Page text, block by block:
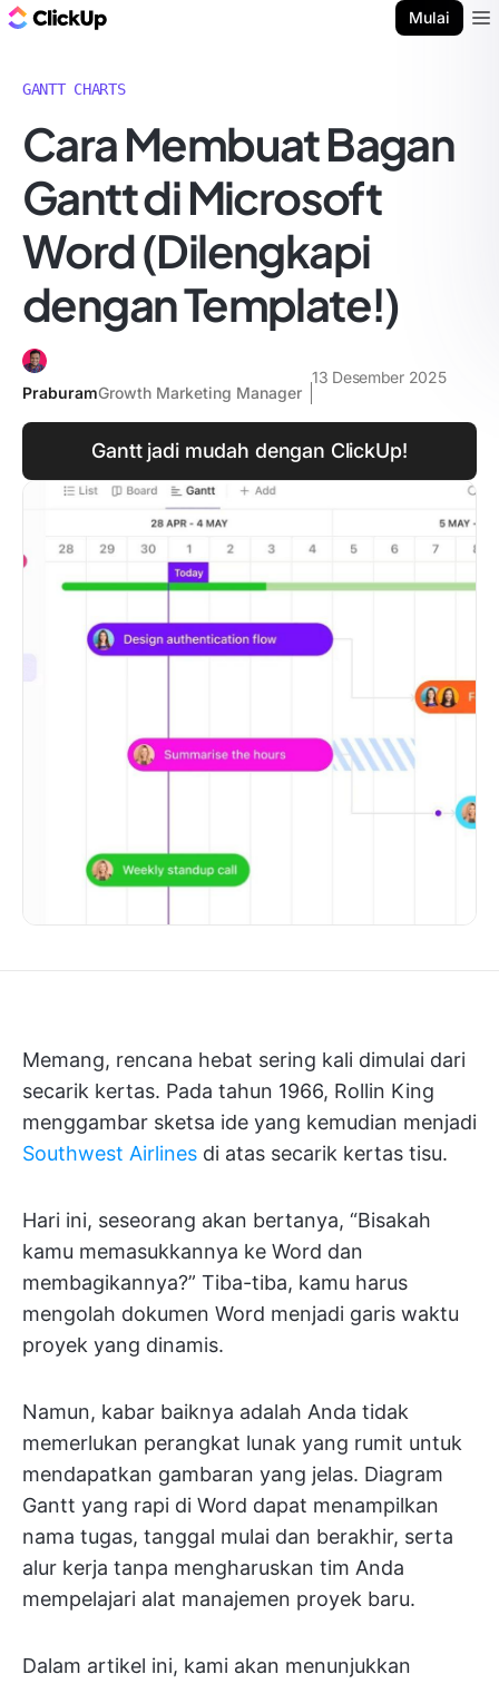
Mulai
GANTT CHARTS
Cara Membuat Bagan
Gantt di Microsoft
Word (Dilengkapi
dengan Template!)
PraburamGrowth Marketing Manager
13 Desember 2025
Gantt jadi mudah dengan ClickUp!
Memang, rencana hebat sering kali dimulai dari
secarik kertas. Pada tahun 1966, Rollin King
menggambar sketsa ide yang kemudian menjadi
Southwest Airlines di atas secarik kertas tisu.
Hari ini, seseorang akan bertanya, “Bisakah
kamu memasukkannya ke Word dan
membagikannya?” Tiba-tiba, kamu harus
mengolah dokumen Word menjadi garis waktu
proyek yang dinamis.
Namun, kabar baiknya adalah Anda tidak
memerlukan perangkat lunak yang rumit untuk
mendapatkan gambaran yang jelas. Diagram
Gantt yang rapi di Word dapat menampilkan
nama tugas, tanggal mulai dan berakhir, serta
alur kerja tanpa mengharuskan tim Anda
mempelajari alat manajemen proyek baru.
Dalam artikel ini, kami akan menunjukkan